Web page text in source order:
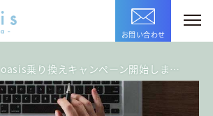
お問い合わせ
oasis乗り換えキャンペーン開始します！